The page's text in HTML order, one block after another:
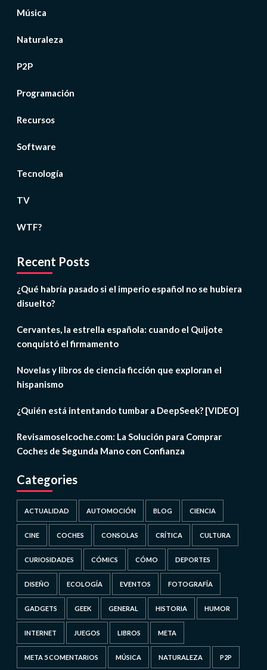
Música
Naturaleza
P2P
Programación
Recursos
Software
Tecnología
TV
WTF?
Recent Posts
¿Qué habría pasado si el imperio español no se hubiera
disuelto?
Cervantes, la estrella española: cuando el Quijote
conquistó el firmamento
Novelas y libros de ciencia ficción que exploran el
hispanismo
¿Quién está intentando tumbar a DeepSeek? [VIDEO]
Revisamoselcoche.com: La Solución para Comprar
Coches de Segunda Mano con Confianza
Categories
ACTUALIDAD AUTOMOCIÓN BLOG CIENCIA
CINE COCHES CONSOLAS CRÍTICA CULTURA
CURIOSIDADES CÓMICS CÓMO DEPORTES
DISEÑO ECOLOGÍA EVENTOS FOTOGRAFÍA
GADGETS GEEK GENERAL HISTORIA HUMOR
INTERNET JUEGOS LIBROS META
META 5 COMENTARIOS MÚSICA NATURALEZA P2P